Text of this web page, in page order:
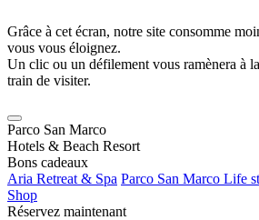
Grâce à cet écran, notre site consomme
vous vous éloignez.
Un clic ou un défilement vous ramènera à
train de visiter.
Parco San Marco
Hotels & Beach Resort
Bons cadeaux
Aria Retreat & Spa Parco San Marco Life
Shop
Réservez maintenant